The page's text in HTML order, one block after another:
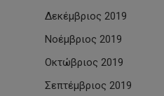
Δεκέμβριος 2019
Νοέμβριος 2019
Οκτώβριος 2019
Σεπτέμβριος 2019